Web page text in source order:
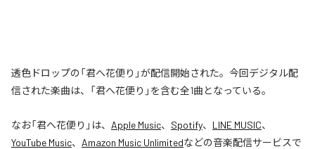
透色ドロップの「君へ花便り」が配信開始された。今回デジタル配
信された楽曲は、「君へ花便り」を含む全1曲となっている。
なお「君へ花便り 」は、 Apple Music、 Spotify、 LINE MUSIC、
YouTube Music、 Amazon Music Unlimitedなどの音楽配信サービスで